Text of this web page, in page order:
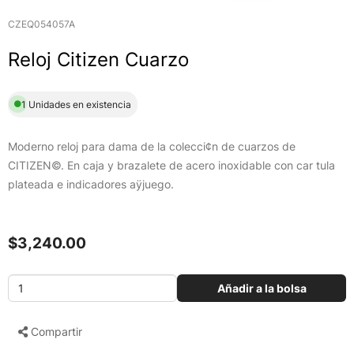
CZEQ054057A
Reloj Citizen Cuarzo
1 Unidades en existencia
Moderno reloj para dama de la colecci¢n de cuarzos de
CITIZEN©. En caja y brazalete de acero inoxidable con car tula
plateada e indicadores aÿjuego.
$3,240.00
Añadir a la bolsa
Compartir